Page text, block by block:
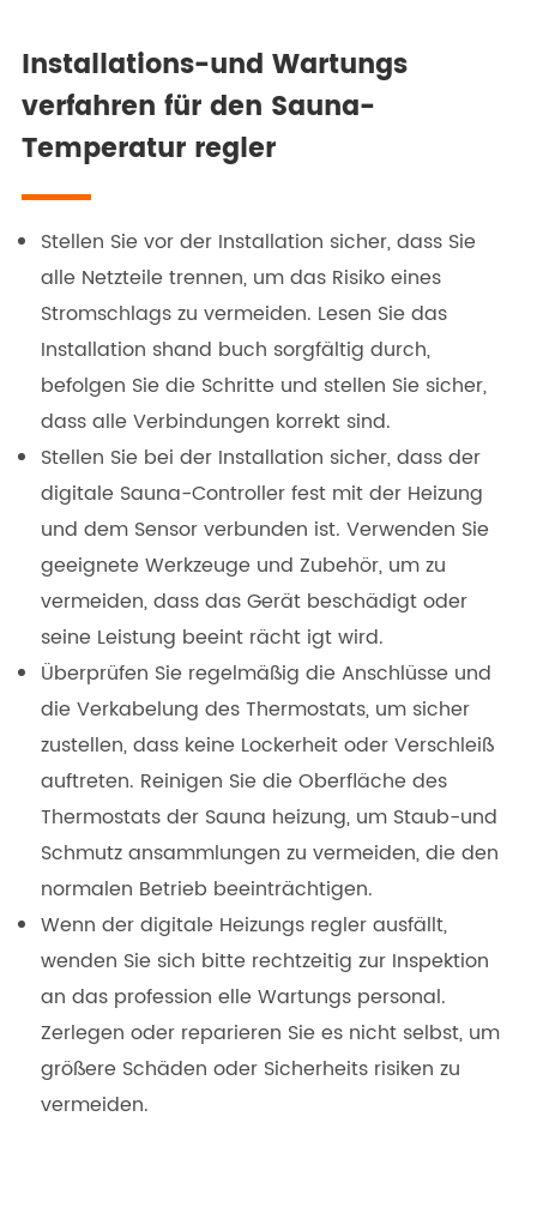
Installations-und Wartungs
verfahren für den Sauna-
Temperatur regler
Stellen Sie vor der Installation sicher, dass Sie
alle Netzteile trennen, um das Risiko eines
Stromschlags zu vermeiden. Lesen Sie das
Installation shand buch sorgfältig durch,
befolgen Sie die Schritte und stellen Sie sicher,
dass alle Verbindungen korrekt sind.
Stellen Sie bei der Installation sicher, dass der
digitale Sauna-Controller fest mit der Heizung
und dem Sensor verbunden ist. Verwenden Sie
geeignete Werkzeuge und Zubehör, um zu
vermeiden, dass das Gerät beschädigt oder
seine Leistung beeint rächt igt wird.
Überprüfen Sie regelmäßig die Anschlüsse und
die Verkabelung des Thermostats, um sicher
zustellen, dass keine Lockerheit oder Verschleiß
auftreten. Reinigen Sie die Oberfläche des
Thermostats der Sauna heizung, um Staub-und
Schmutz ansammlungen zu vermeiden, die den
normalen Betrieb beeinträchtigen.
Wenn der digitale Heizungs regler ausfällt,
wenden Sie sich bitte rechtzeitig zur Inspektion
an das profession elle Wartungs personal.
Zerlegen oder reparieren Sie es nicht selbst, um
größere Schäden oder Sicherheits risiken zu
vermeiden.